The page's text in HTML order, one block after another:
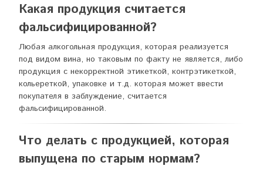
Какая продукция считается
фальсифицированной?
Любая алкогольная продукция, которая реализуется
под видом вина, но таковым по факту не является, либо
продукция с некорректной этикеткой, контрэтикеткой,
кольереткой, упаковке и т.д. которая может ввести
покупателя в заблуждение, считается
фальсифицированной.
Что делать с продукцией, которая
выпущена по старым нормам?